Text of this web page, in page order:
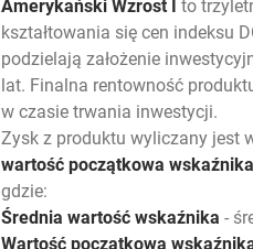
Amerykański Wzrost I to
kształtowania się cen indeksu
podzielają założenie
lat. Finalna rentowność
w czasie trwania inwestycji.
Zysk z produktu wyliczany jest
wartość początkowa
gdzie:
Średnia wartość wskaźnika -
Wartość początkowa